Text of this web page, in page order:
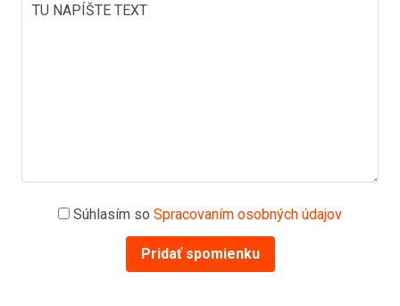
Súhlasím so Spracovaním osobných údajov
Pridať spomienku